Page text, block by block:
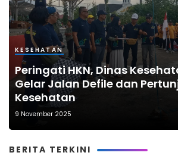
KESEHATAN
Peringati HKN, Dinas
Gelar Jalan Defile dan
Kesehatan
9 November 2025
BERITA TERKINI